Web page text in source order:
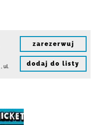
ul.
zarezerwuj
dodaj do listy